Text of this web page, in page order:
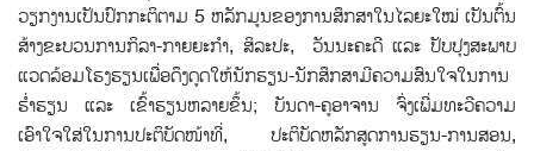
ວຽກງານເປັນປົກກະຕິຕາມ 5 ຫລັກມູນຂອງການສຶກສາໃນໄລຍະໃໝ່ ເປັນຕົ້ນ
ສ້າງຂະບວນການກິລາ-ກາຍຍະກໍາ, ສິລະປະ, ວັນນະຄະດີ ແລະ ປັບປຸງສະພາບ
ແວດລ້ອມໂຮງຮຽນເພື່ອດຶງດູດໃຫ້ນັກຮຽນ-ນັກສຶກສາມີຄວາມສົນໃຈໃນການ
ຮໍ່າຮຽນ ແລະ ເຂົ້າຮຽນຫລາຍຂຶ້ນ; ບັນດາ-ຄູອາຈານ ຈົ່ງເພີ່ມທະວີຄວາມ
ເອົາໃຈໃສ່ໃນການປະຕິບັດໜ້າທີ່, ປະຕິບັດຫລັກສູດການຮຽນ-ການສອນ,